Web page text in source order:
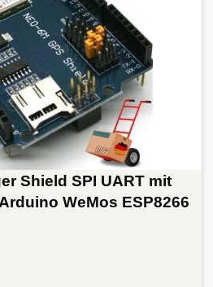
Shield SPI UART mit
WeMos ESP8266